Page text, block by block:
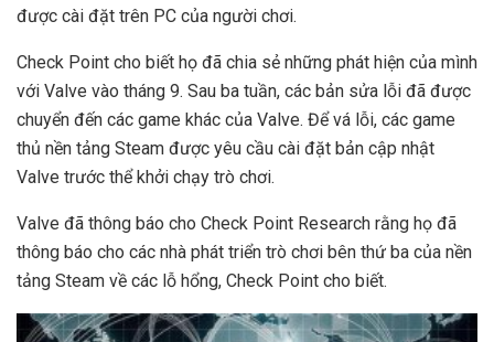
được cài đặt trên PC của người chơi.
Check Point cho biết họ đã chia sẻ những phát hiện của mình
với Valve vào tháng 9. Sau ba tuần, các bản sửa lỗi đã được
chuyển đến các game khác của Valve. Để vá lỗi, các game
thủ nền tảng Steam được yêu cầu cài đặt bản cập nhật
Valve trước thể khởi chạy trò chơi.
Valve đã thông báo cho Check Point Research rằng họ đã
thông báo cho các nhà phát triển trò chơi bên thứ ba của nền
tảng Steam về các lỗ hổng, Check Point cho biết.